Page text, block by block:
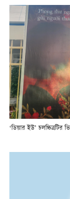
‘ডিয়ার ইউ’ চলচ্চিত্রটির